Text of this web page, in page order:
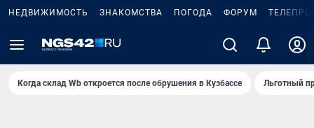
НЕДВИЖИМОСТЬ ЗНАКОМСТВА ПОГОДА ФОРУМ
Когда склад Wb откроется после обрушения в Кузбассе Льготный